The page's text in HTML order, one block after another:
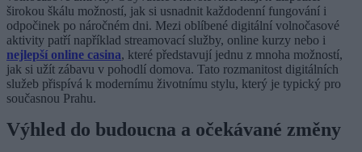
širokou škálu možností, jak si usnadnit každodenní fungování i
odpočinek po náročném dni. Mezi oblíbené digitální volnočasové
aktivity patří například streamovací služby, online kurzy nebo i
nejlepší online casina, které představují jednu z mnoha možností,
jak si užít zábavu v pohodlí domova. Tato rozmanitost digitálních
služeb přispívá k modernímu životnímu stylu, který je typický pro
současnou Prahu.
Výhled do budoucna a očekávané změny